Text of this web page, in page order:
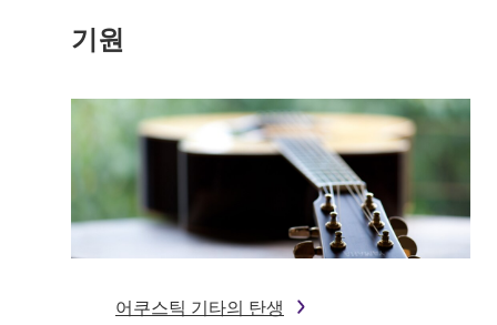
기원
어쿠스틱 기타의 탄생